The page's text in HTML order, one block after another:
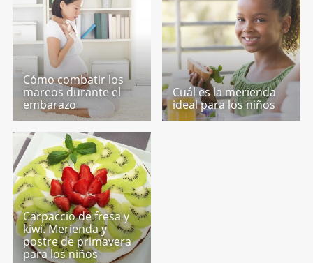
Cómo combatir los
mareos durante el
embarazo
Cuál es la merienda
ideal para los niños
Carpaccio de fresa y
kiwi. Merienda y
postre de primavera
para los niños